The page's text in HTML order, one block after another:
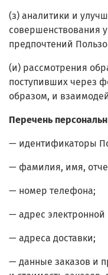
(з) аналитики и
совершенствования
предпочтений
(и) рассмотрения
поступивших через
образом, и
Перечень
— идентификаторы
— фамилия, имя,
— номер телефона;
— адрес электронной
— адреса доставки;
— данные заказов и